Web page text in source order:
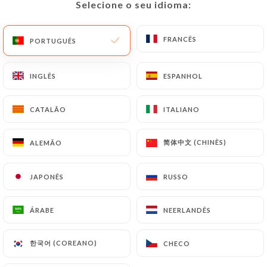
Selecione o seu idioma:
PORTUGUÊS FRANCÊS
INGLÊS ESPANHOL
CATALÃO ITALIANO
ALEMÃO 简体中文 (CHINÊS)
JAPONÊS RUSSO
ÁRABE NEERLANDÊS
한국어 (COREANO) CHECO
PÁGINA INICIAL
Contacto
Le Relais Impérial
Selecione o seu idioma:
PORTUGUÊS FRANCÊS
INGLÊS ESPANHOL
CATALÃO ITALIANO
ALEMÃO 简体中文 (CHINÊS)
JAPONÊS RUSSO
ÁRABE NEERLANDÊS
한국어 (COREANO) CHECO